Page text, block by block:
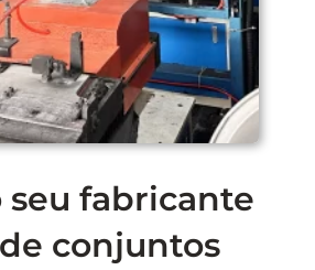
seu fabricante
conjuntos